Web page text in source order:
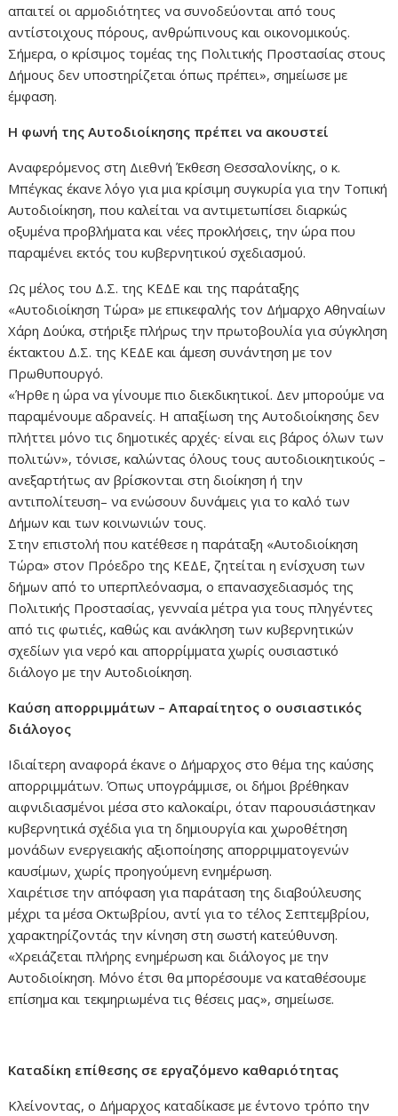
απαιτεί οι αρμοδιότητες να συνοδεύονται από τους
αντίστοιχους πόρους, ανθρώπινους και οικονομικούς.
Σήμερα, ο κρίσιμος τομέας της Πολιτικής Προστασίας στους
Δήμους δεν υποστηρίζεται όπως πρέπει», σημείωσε με
έμφαση.
Η φωνή της Αυτοδιοίκησης πρέπει να ακουστεί
Αναφερόμενος στη Διεθνή Έκθεση Θεσσαλονίκης, ο κ.
Μπέγκας έκανε λόγο για μια κρίσιμη συγκυρία για την Τοπική
Αυτοδιοίκηση, που καλείται να αντιμετωπίσει διαρκώς
οξυμένα προβλήματα και νέες προκλήσεις, την ώρα που
παραμένει εκτός του κυβερνητικού σχεδιασμού.
Ως μέλος του Δ.Σ. της ΚΕΔΕ και της παράταξης
«Αυτοδιοίκηση Τώρα» με επικεφαλής τον Δήμαρχο Αθηναίων
Χάρη Δούκα, στήριξε πλήρως την πρωτοβουλία για σύγκληση
έκτακτου Δ.Σ. της ΚΕΔΕ και άμεση συνάντηση με τον
Πρωθυπουργό.
«Ήρθε η ώρα να γίνουμε πιο διεκδικητικοί. Δεν μπορούμε να
παραμένουμε αδρανείς. Η απαξίωση της Αυτοδιοίκησης δεν
πλήττει μόνο τις δημοτικές αρχές· είναι εις βάρος όλων των
πολιτών», τόνισε, καλώντας όλους τους αυτοδιοικητικούς –
ανεξαρτήτως αν βρίσκονται στη διοίκηση ή την
αντιπολίτευση– να ενώσουν δυνάμεις για το καλό των
Δήμων και των κοινωνιών τους.
Στην επιστολή που κατέθεσε η παράταξη «Αυτοδιοίκηση
Τώρα» στον Πρόεδρο της ΚΕΔΕ, ζητείται η ενίσχυση των
δήμων από το υπερπλεόνασμα, ο επανασχεδιασμός της
Πολιτικής Προστασίας, γενναία μέτρα για τους πληγέντες
από τις φωτιές, καθώς και ανάκληση των κυβερνητικών
σχεδίων για νερό και απορρίμματα χωρίς ουσιαστικό
διάλογο με την Αυτοδιοίκηση.
Καύση απορριμμάτων – Απαραίτητος ο ουσιαστικός
διάλογος
Ιδιαίτερη αναφορά έκανε ο Δήμαρχος στο θέμα της καύσης
απορριμμάτων. Όπως υπογράμμισε, οι δήμοι βρέθηκαν
αιφνιδιασμένοι μέσα στο καλοκαίρι, όταν παρουσιάστηκαν
κυβερνητικά σχέδια για τη δημιουργία και χωροθέτηση
μονάδων ενεργειακής αξιοποίησης απορριμματογενών
καυσίμων, χωρίς προηγούμενη ενημέρωση.
Χαιρέτισε την απόφαση για παράταση της διαβούλευσης
μέχρι τα μέσα Οκτωβρίου, αντί για το τέλος Σεπτεμβρίου,
χαρακτηρίζοντάς την κίνηση στη σωστή κατεύθυνση.
«Χρειάζεται πλήρης ενημέρωση και διάλογος με την
Αυτοδιοίκηση. Μόνο έτσι θα μπορέσουμε να καταθέσουμε
επίσημα και τεκμηριωμένα τις θέσεις μας», σημείωσε.
Καταδίκη επίθεσης σε εργαζόμενο καθαριότητας
Κλείνοντας, ο Δήμαρχος καταδίκασε με έντονο τρόπο την